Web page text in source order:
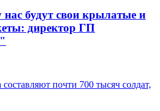
будут свои крылатые и
директор ГП